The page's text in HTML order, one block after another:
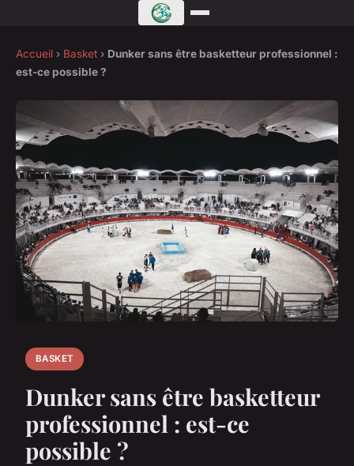
Accueil › Basket › Dunker sans être basketteur professionnel :
est-ce possible ?
BASKET
Dunker sans être basketteur
professionnel : est-ce
possible ?